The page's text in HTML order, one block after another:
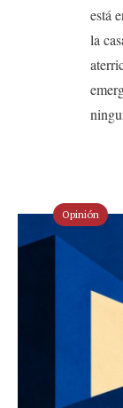
está
la
Opinión